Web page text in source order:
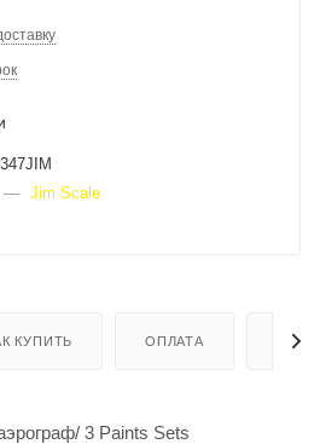
— Jim Scale
КУПИТЬ ОПЛАТА
3 Paints Sets